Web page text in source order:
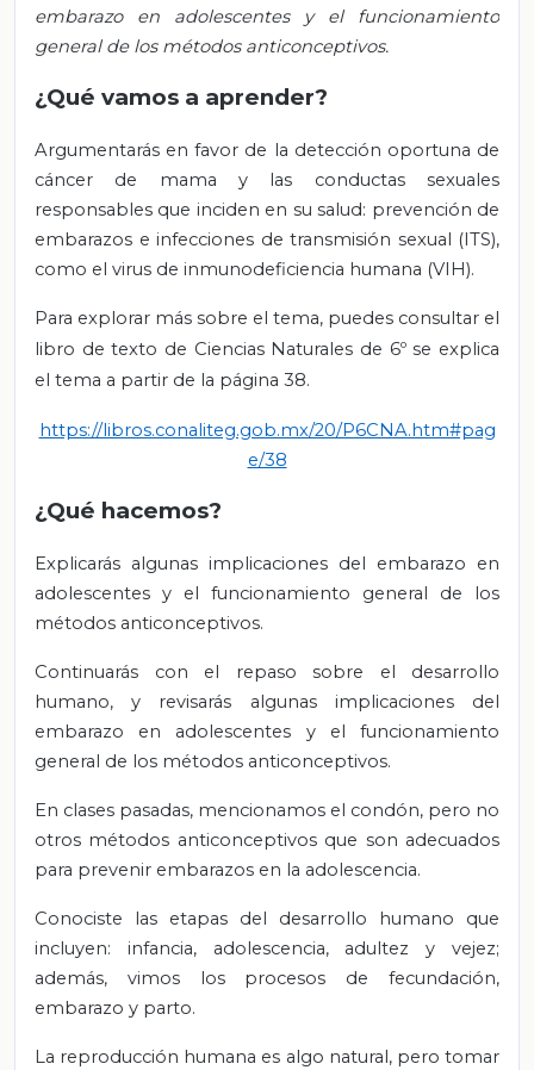
embarazo en adolescentes y el funcionamiento
general de los métodos anticonceptivos.
¿Qué vamos a aprender?
Argumentarás en favor de la detección oportuna de
cáncer de mama y las conductas sexuales
responsables que inciden en su salud: prevención de
embarazos e infecciones de transmisión sexual (ITS),
como el virus de inmunodeficiencia humana (VIH).
Para explorar más sobre el tema, puedes consultar el
libro de texto de Ciencias Naturales de 6º se explica
el tema a partir de la página 38.
https://libros.conaliteg.gob.mx/20/P6CNA.htm#pag
e/38
¿Qué hacemos?
Explicarás algunas implicaciones del embarazo en
adolescentes y el funcionamiento general de los
métodos anticonceptivos.
Continuarás con el repaso sobre el desarrollo
humano, y revisarás algunas implicaciones del
embarazo en adolescentes y el funcionamiento
general de los métodos anticonceptivos.
En clases pasadas, mencionamos el condón, pero no
otros métodos anticonceptivos que son adecuados
para prevenir embarazos en la adolescencia.
Conociste las etapas del desarrollo humano que
incluyen: infancia, adolescencia, adultez y vejez;
además, vimos los procesos de fecundación,
embarazo y parto.
La reproducción humana es algo natural, pero tomar